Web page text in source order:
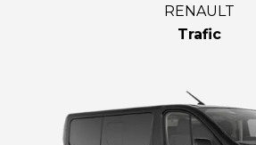
RENAULT
Trafic